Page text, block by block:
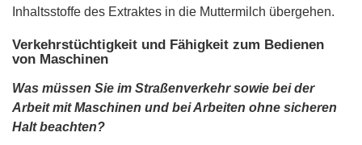
Inhaltsstoffe des Extraktes in die Muttermilch übergehen.
Verkehrstüchtigkeit und Fähigkeit zum Bedienen
von Maschinen
Was müssen Sie im Straßenverkehr sowie bei der
Arbeit mit Maschinen und bei Arbeiten ohne sicheren
Halt beachten?